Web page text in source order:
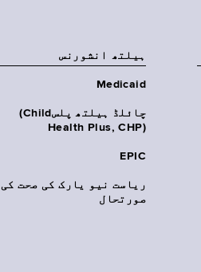
‏ہیلتھ انشورنس
Medicaid
چائلڈ ہیلتھ پلس‎(Child
Health Plus, CHP)‎
EPIC
ریاست نیو یارک کی صحت کی
صورتحال